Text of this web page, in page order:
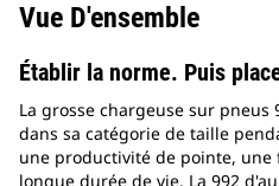
Vue D'ensemble
Établir la norme. Puis
La grosse chargeuse sur pneus
dans sa catégorie de taille
une productivité de pointe,
longue durée de vie. La 992